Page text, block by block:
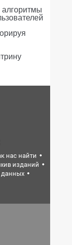
нас найти
изданий
данных